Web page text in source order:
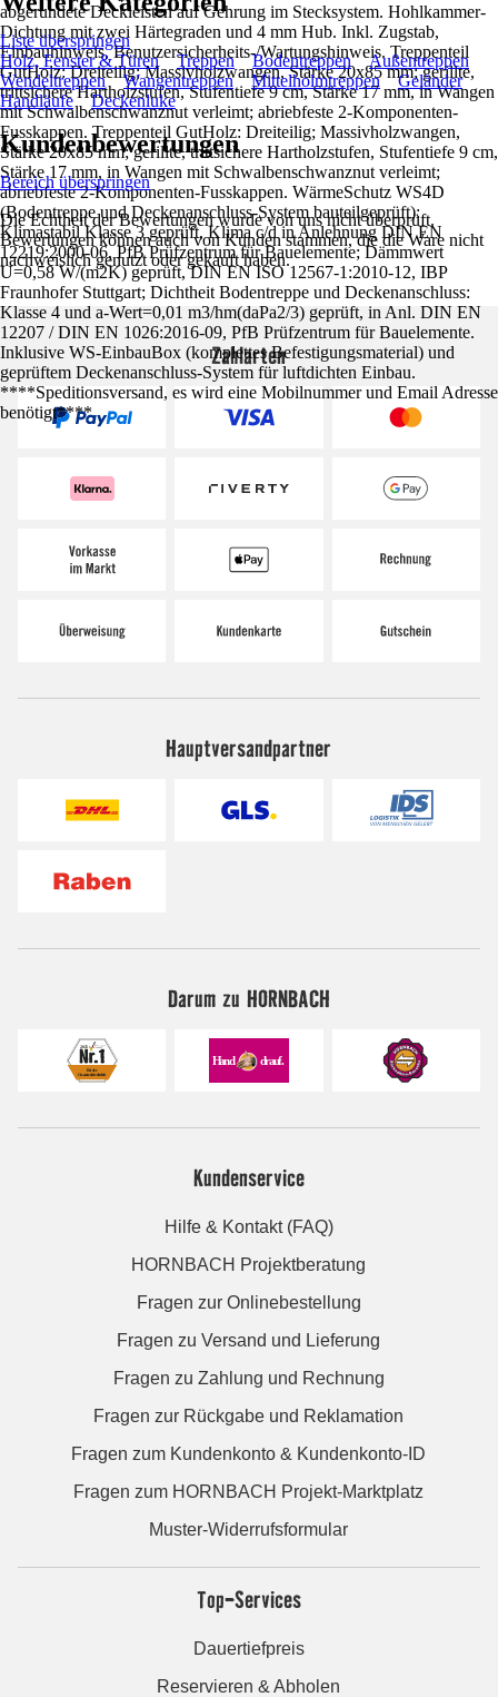
abgerundete Deckleisten auf Gehrung im Stecksystem. Hohlkammer-
Dichtung mit zwei Härtegraden und 4 mm Hub. Inkl. Zugstab,
Einbauhinweis, Benutzersicherheits-/Wartungshinweis. Treppenteil
GutHolz: Dreiteilig; Massivholzwangen, Stärke 20x85 mm; gerillte,
trittsichere Hartholzstufen, Stufentiefe 9 cm, Stärke 17 mm, in Wangen
mit Schwalbenschwanznut verleimt; abriebfeste 2-Komponenten-
Fusskappen. Treppenteil GutHolz: Dreiteilig; Massivholzwangen,
Stärke 20x85 mm; gerillte, trittsichere Hartholzstufen, Stufentiefe 9 cm,
Stärke 17 mm, in Wangen mit Schwalbenschwanznut verleimt;
abriebfeste 2-Komponenten-Fusskappen. WärmeSchutz WS4D
(Bodentreppe und Deckenanschluss-System bauteilgeprüft):
Klimastabil Klasse 3 geprüft, Klima c/d in Anlehnung DIN EN
12219:2000-06, PfB Prüfzentrum für Bauelemente; Dämmwert
U=0,58 W/(m2K) geprüft, DIN EN ISO 12567-1:2010-12, IBP
Fraunhofer Stuttgart; Dichtheit Bodentreppe und Deckenanschluss:
Klasse 4 und a-Wert=0,01 m3/hm(daPa2/3) geprüft, in Anl. DIN EN
12207 / DIN EN 1026:2016-09, PfB Prüfzentrum für Bauelemente.
Inklusive WS-EinbauBox (komplettes Befestigungsmaterial) und
geprüftem Deckenanschluss-System für luftdichten Einbau.
****Speditionsversand, es wird eine Mobilnummer und Email Adresse
benötigt****
Liste überspringen
Holz, Fenster & Türen
Treppen Bodentreppen
Außentreppen
Wendeltreppen
Wangentreppen Mittelholmtreppen
Geländer
Handläufe
Deckenluke
Kundenbewertungen
Bereich überspringen
Die Echtheit der Bewertungen wurde von uns nicht überprüft.
Bewertungen können auch von Kunden stammen, die die Ware nicht
nachweislich genutzt oder gekauft haben.
Zahlarten
Hauptversandpartner
Darum zu HORNBACH
Kundenservice
Hilfe & Kontakt (FAQ)
HORNBACH Projektberatung
Fragen zur Onlinebestellung
Fragen zu Versand und Lieferung
Fragen zu Zahlung und Rechnung
Fragen zur Rückgabe und Reklamation
Fragen zum Kundenkonto & Kundenkonto-ID
Fragen zum HORNBACH Projekt-Marktplatz
Muster-Widerrufsformular
Top-Services
Dauertiefpreis
Reservieren & Abholen